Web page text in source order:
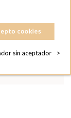
cookies
sin aceptador >